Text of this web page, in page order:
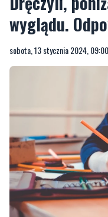
sobota, 13 stycznia 2024, 09:00
Nastolatka czuła się